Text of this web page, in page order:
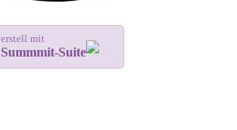
erstell mit
Summmit-Suite